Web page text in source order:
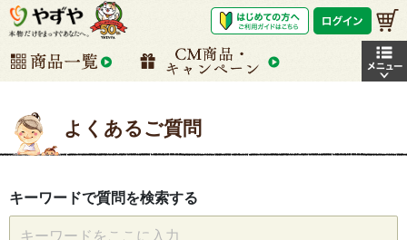
よくあるご質問
キーワードで質問を検索する